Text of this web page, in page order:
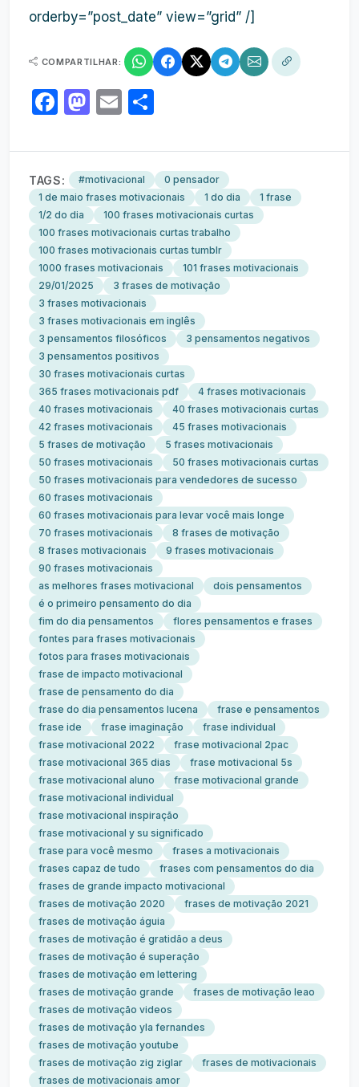
orderby=”post_date” view=”grid” /]
COMPARTILHAR:
Facebook
Mastodon
Email
TAGS: #motivacional
0 pensador
1 de maio frases motivacionais
1 do dia
1 frase
1/2 do dia
100 frases motivacionais curtas
100 frases motivacionais curtas trabalho
100 frases motivacionais curtas tumblr
1000 frases motivacionais
101 frases motivacionais
29/01/2025
3 frases de motivação
3 frases motivacionais
3 frases motivacionais em inglês
3 pensamentos filosóficos
3 pensamentos negativos
3 pensamentos positivos
30 frases motivacionais curtas
365 frases motivacionais pdf
4 frases motivacionais
40 frases motivacionais
40 frases motivacionais curtas
42 frases motivacionais
45 frases motivacionais
5 frases de motivação
5 frases motivacionais
50 frases motivacionais
50 frases motivacionais curtas
50 frases motivacionais para vendedores de sucesso
60 frases motivacionais
60 frases motivacionais para levar você mais longe
70 frases motivacionais
8 frases de motivação
8 frases motivacionais
9 frases motivacionais
90 frases motivacionais
as melhores frases motivacional
dois pensamentos
é o primeiro pensamento do dia
fim do dia pensamentos
flores pensamentos e frases
fontes para frases motivacionais
fotos para frases motivacionais
frase de impacto motivacional
frase de pensamento do dia
frase do dia pensamentos lucena
frase e pensamentos
frase ide
frase imaginação
frase individual
frase motivacional 2022
frase motivacional 2pac
frase motivacional 365 dias
frase motivacional 5s
frase motivacional aluno
frase motivacional grande
frase motivacional individual
frase motivacional inspiração
frase motivacional y su significado
frase para você mesmo
frases a motivacionais
frases capaz de tudo
frases com pensamentos do dia
frases de grande impacto motivacional
frases de motivação 2020
frases de motivação 2021
frases de motivação águia
frases de motivação é gratidão a deus
frases de motivação é superação
frases de motivação em lettering
frases de motivação grande
frases de motivação leao
frases de motivação videos
frases de motivação yla fernandes
frases de motivação youtube
frases de motivação zig ziglar
frases de motivacionais
frases de motivacionais amor